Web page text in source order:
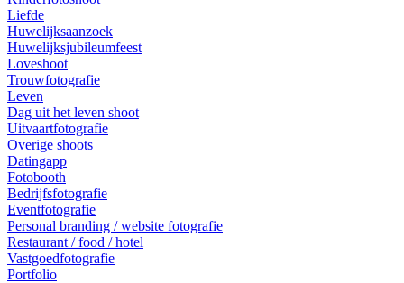
Liefde
Huwelijksaanzoek
Huwelijksjubileumfeest
Loveshoot
Trouwfotografie
Leven
Dag uit het leven shoot
Uitvaartfotografie
Overige shoots
Datingapp
Fotobooth
Bedrijfsfotografie
Eventfotografie
Personal branding / website fotografie
Restaurant / food / hotel
Vastgoedfotografie
Portfolio